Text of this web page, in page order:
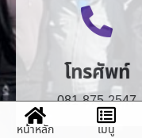
081-875-2547
หน้าหลัก เมนู